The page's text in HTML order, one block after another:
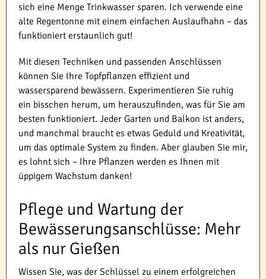
sich eine Menge Trinkwasser sparen. Ich verwende eine
alte Regentonne mit einem einfachen Auslaufhahn – das
funktioniert erstaunlich gut!
Mit diesen Techniken und passenden Anschlüssen
können Sie Ihre Topfpflanzen effizient und
wassersparend bewässern. Experimentieren Sie ruhig
ein bisschen herum, um herauszufinden, was für Sie am
besten funktioniert. Jeder Garten und Balkon ist anders,
und manchmal braucht es etwas Geduld und Kreativität,
um das optimale System zu finden. Aber glauben Sie mir,
es lohnt sich – Ihre Pflanzen werden es Ihnen mit
üppigem Wachstum danken!
Pflege und Wartung der
Bewässerungsanschlüsse: Mehr
als nur Gießen
Wissen Sie, was der Schlüssel zu einem erfolgreichen